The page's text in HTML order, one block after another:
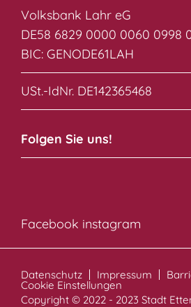
Volksbank Lahr eG
DE58 6829 0000 0060 0998
BIC: GENODE61LAH
USt.-IdNr. DE142365468
Folgen Sie uns!
Facebook instagram
Datenschutz Impressum
Cookie Einstellungen
Copyright © 2022 - 2023 Stadt